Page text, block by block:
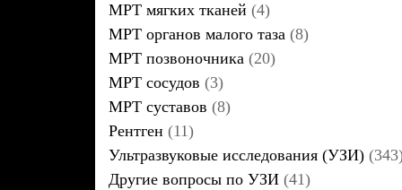
МРТ мягких тканей (4)
МРТ органов малого таза (8)
МРТ позвоночника (20)
МРТ сосудов (3)
МРТ суставов (8)
Рентген (11)
Ультразвуковые исследования (УЗИ)
Другие вопросы по УЗИ (41)